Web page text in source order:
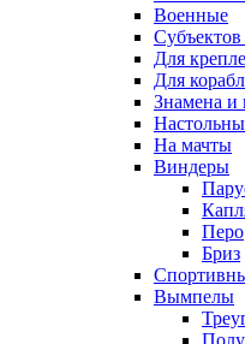
Военные
Для
Для
Знамена и
На мачты
Виндеры
Перо
Бриз
Вымпелы